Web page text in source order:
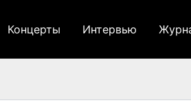
Концерты Интервью